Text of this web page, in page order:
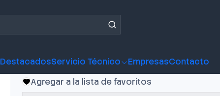
DestacadosServicio Técnico EmpresasContacto
Audífono Gamer MSI
GH30 V2
Agregar a la lista de favoritos